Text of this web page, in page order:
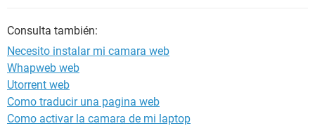
Consulta también:
Necesito instalar mi camara web
Whapweb web
Utorrent web
Como traducir una pagina web
Como activar la camara de mi laptop